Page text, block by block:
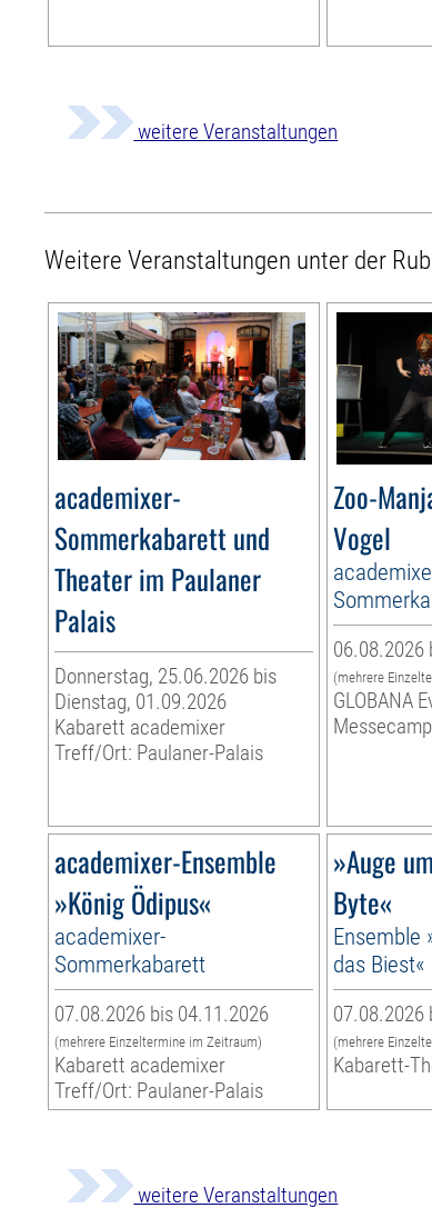
weitere Veranstaltungen
Weitere Veranstaltungen unter der
academixer-
Sommerkabarett und
Theater im Paulaner
Palais
Donnerstag, 25.06.2026 bis
Dienstag, 01.09.2026
Kabarett academixer
Treff/Ort: Paulaner-Palais
Zoo-
Vogel
06.08.2026
(mehrere
GLOBANA
academixer-Ensemble
»König Ödipus«
academixer-
Sommerkabarett
07.08.2026 bis 04.11.2026
(mehrere Einzeltermine im Zeitraum)
Kabarett academixer
Treff/Ort: Paulaner-Palais
»Auge
Byte«
Ensemble
das Biest«
07.08.2026
(mehrere
Kabarett-
weitere Veranstaltungen